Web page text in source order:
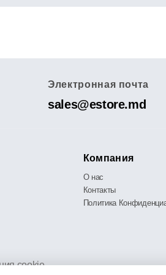
Электронная почта
sales@estore.md
Компания
О нас
Контакты
Политика
cookie